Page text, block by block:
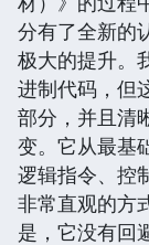
分有了全新的
极大的提升。
进制代码，但
部分，并且清
变。它从最基
逻辑指令、控
非常直观的方
是，它没有回